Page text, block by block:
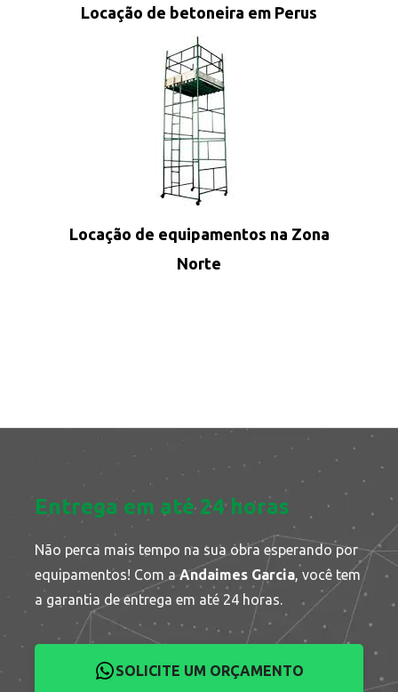
Locação de betoneira em Perus
Locação de equipamentos na Zona
Norte
Entrega em até 24 horas
Não perca mais tempo na sua obra esperando por
equipamentos! Com aAndaimes Garcia, você tem
a garantia de entrega em até 24 horas.
SOLICITE UM ORÇAMENTO